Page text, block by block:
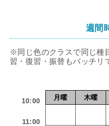
週間
※同じ色のクラスで同じ種
習・復習・振替もバッチリ
月曜 木曜
10:00
11:00